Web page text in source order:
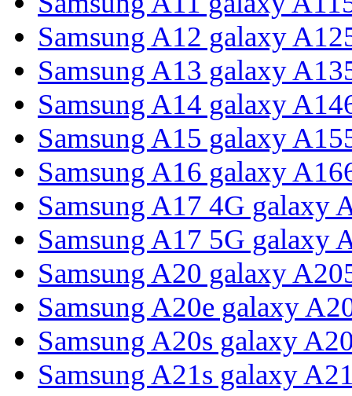
Samsung A12 galaxy
Samsung A13 galaxy
Samsung A14 galaxy
Samsung A15 galaxy
Samsung A16 galaxy
Samsung A17 4G galaxy
Samsung A17 5G galaxy
Samsung A20 galaxy
Samsung A20e galaxy
Samsung A20s galaxy
Samsung A21s galaxy